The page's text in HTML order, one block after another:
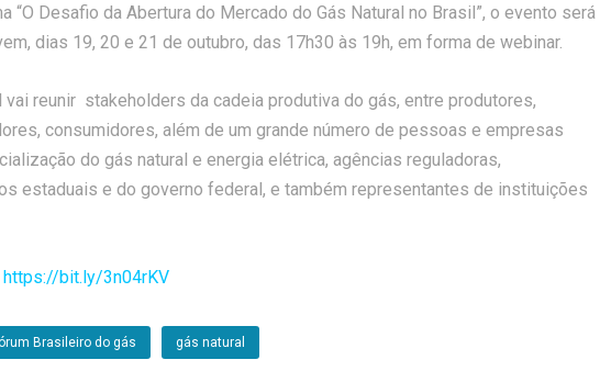
“O Desafio da Abertura do Mercado do Gás Natural no Brasil”, o evento será
dias 19, 20 e 21 de outubro, das 17h30 às 19h, em forma de webinar.
vai reunir stakeholders da cadeia produtiva do gás, entre produtores,
consumidores, além de um grande número de pessoas e empresas
do gás natural e energia elétrica, agências reguladoras,
estaduais e do governo federal, e também representantes de instituições
https://bit.ly/3n04rKV
Brasileiro do gás gás natural